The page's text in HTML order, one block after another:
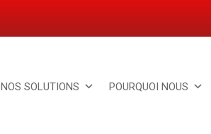
NOS SOLUTIONS POURQUOI NOUS